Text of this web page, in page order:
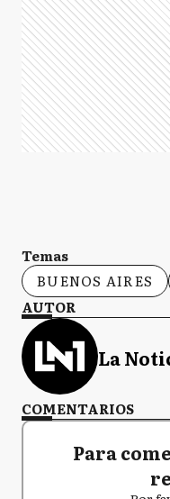
Temas
BUENOS AIRES
AUTOR
La
COMENTARIOS
Para